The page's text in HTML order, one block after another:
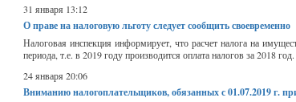
31 января 13:12
О праве на налоговую льготу следует сообщить своевременно
Налоговая инспекция информирует, что расчет налога на
периода, т.е. в 2019 году производится оплата налогов за 2018
24 января 20:06
Вниманию налогоплательщиков, обязанных с 01.07.2019 г.